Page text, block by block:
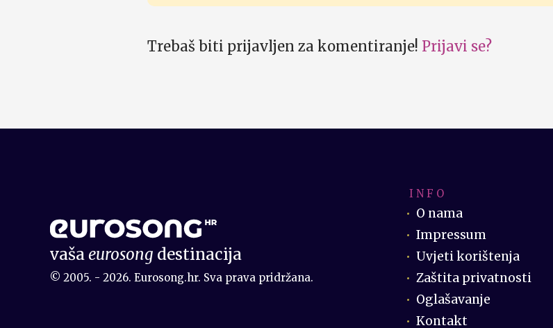
Trebaš biti prijavljen za komentiranje! Prijavi se?
vašaeurosong destinacija
© 2005. - 2026. Eurosong.hr. Sva prava pridržana.
I N F O
O nama
Impressum
Uvjeti korištenja
Zaštita privatnosti
Oglašavanje
Kontakt